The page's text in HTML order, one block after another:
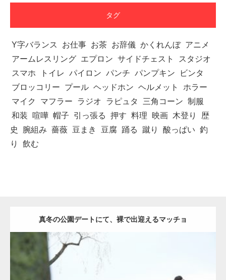
タグ
Y字バランス お仕事 お茶 お辞儀 かくれんぼ アニメ
アームレスリング エプロン サイドチェスト
スタジオ
スマホ
トイレ パイロン パンチ パンプキン
ビンタ
ブロッコリー
プール ヘッドホン ヘルメット
ホラー
マイク
マフラー ラジオ ラピュタ 三角コーン 制服
和装
喧嘩 帽子 引っ張る 押す 料理 映画 木登り
歴
史
腕組み 薔薇 豆まき 豆腐 踊る 蹴り 酸っぱい 釣
り
飲む
真冬の公園デートにて、裸で出迎えるマッチョ